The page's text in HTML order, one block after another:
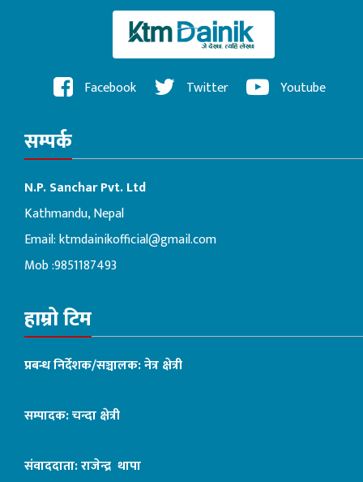
Facebook Twitter Youtube
सम्पर्क
N.P. Sanchar Pvt. Ltd
Kathmandu, Nepal
Email:ktmdainikofficial@gmail.com
Mob :9851187493
हाम्रो टिम
प्रबन्ध निर्देशक/सञ्चालक: नेत्र क्षेत्री
सम्पादक: चन्दा क्षेत्री
संवाददाता: राजेन्द्र थापा